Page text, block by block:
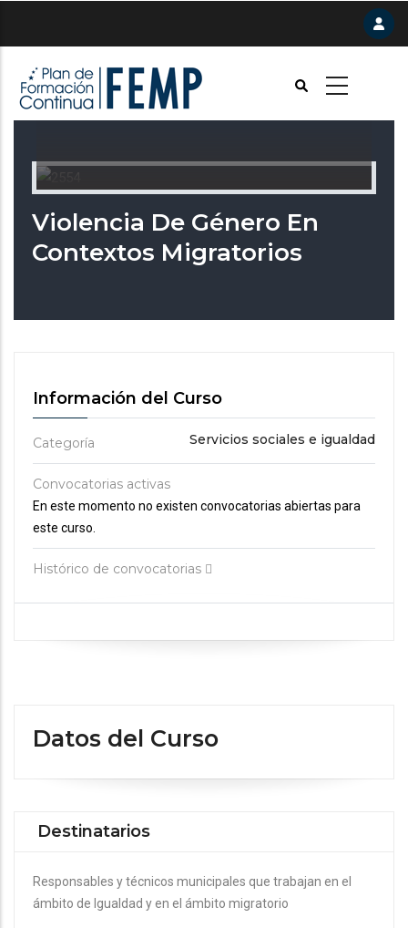
principal
Violencia De Género En
Contextos Migratorios
Información del Curso
Categoría Servicios sociales e igualdad
Convocatorias activas
En este momento no existen convocatorias abiertas para
este curso.
Histórico de convocatorias
Datos del Curso
Destinatarios
Responsables y técnicos municipales que trabajan en el
ámbito de Igualdad y en el ámbito migratorio